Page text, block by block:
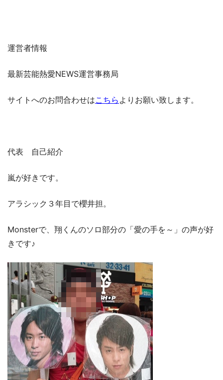
運営者情報
最新芸能熱愛NEWS運営事務局
サイトへのお問合わせはこちら よりお願い致します。
代表 自己紹介
嵐が好きです。
アラシック３年目で櫻井担。
Monsterで、翔くんのソロ部分の「愛の手を～」の声が好
きです♪